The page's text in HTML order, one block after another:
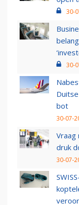
30-
30-
bot
30-07-
Vraag
druk
30-07-